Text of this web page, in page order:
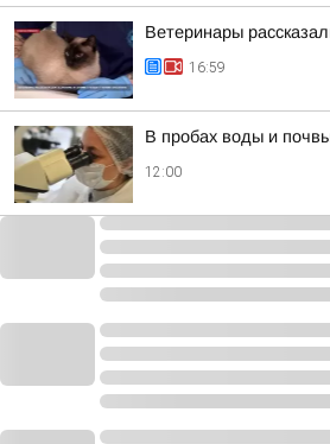
Ветеринары
16:59
В пробах воды и
12:00